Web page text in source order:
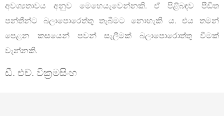
අවශ්‍යතාවය අනුව මෙහෙයැවෙන්නකි. ඒ පිළිබඳව පීඩිත
පන්තීන්ට බලාපොරෙත්තු තැබීමට නොහැකි ය. එය තමන්
පෙළන කසයෙන් පවන් සැලීමක් බලාපොරොත්තු වීමක්
වැන්නකි.
ඩී. එච්. වික්‍රමසිංහ